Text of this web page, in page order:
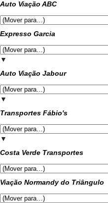
Auto Viação ABC
Expresso Garcia
▼
Auto Viação Jabour
▼
Transportes Fábio's
▼
Costa Verde Transportes
Viação Normandy do Triângulo